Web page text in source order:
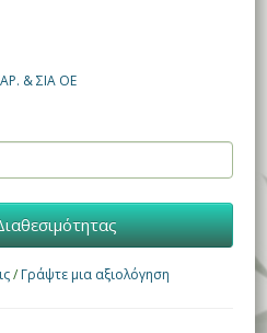
& ΣΙΑ ΟΕ
/ Γράψτε μια αξιολόγηση